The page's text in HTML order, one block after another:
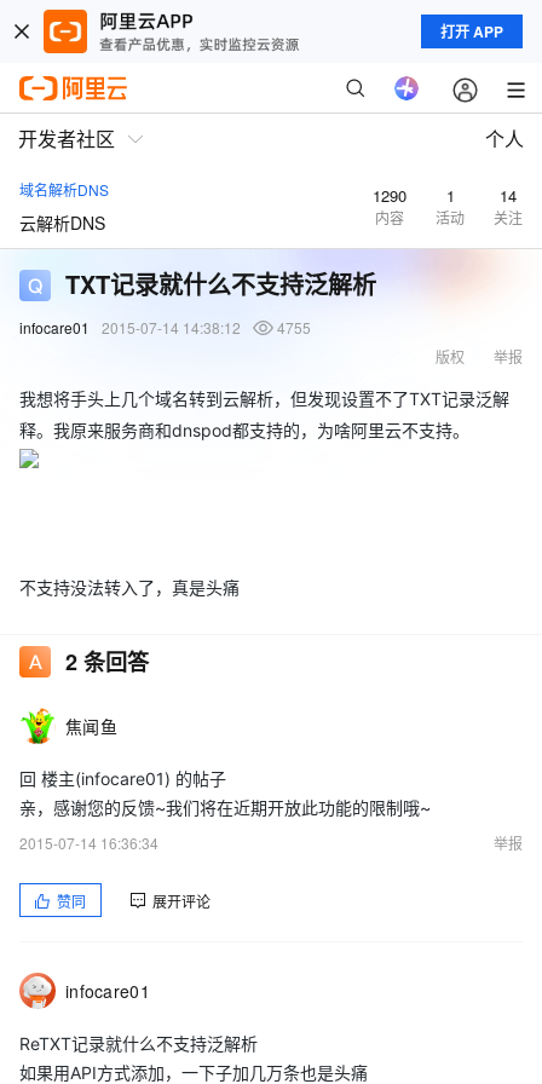
打开 APP
开发者社区 个人
域名解析DNS
云解析DNS
1290
内容
1
活动
14
关注
TXT记录就什么不支持泛解析
infocare01 2015-07-14 14:38:12
4755
举报
版权
我想将手头上几个域名转到云解析，但发现设置不了TXT记录泛解
释。我原来服务商和dnspod都支持的，为啥阿里云不支持。
不支持没法转入了，真是头痛
2条回答
焦闻鱼
回 楼主(infocare01) 的帖子
亲，感谢您的反馈~我们将在近期开放此功能的限制哦~
2015-07-14 16:36:34
举报
赞同 展开评论
infocare01
ReTXT记录就什么不支持泛解析
如果用API方式添加，一下子加几万条也是头痛